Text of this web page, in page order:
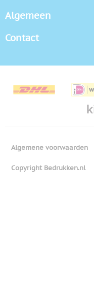
Algemeen
Contact
Algemene voorwaarden
Copyright Bedrukken.nl